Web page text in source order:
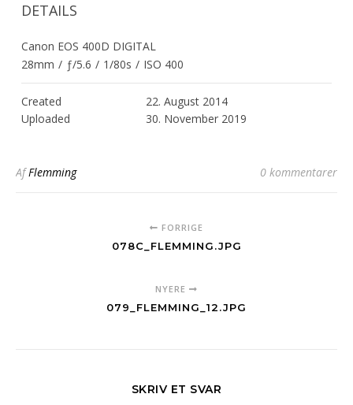
DETAILS
Canon EOS 400D DIGITAL
28mm / ƒ/5.6 / 1/80s / ISO 400
Created
22. August 2014
Uploaded
30. November 2019
AfFlemming 0 kommentarer
FORRIGE
078C_FLEMMING.JPG
NYERE
079_FLEMMING_12.JPG
SKRIV ET SVAR